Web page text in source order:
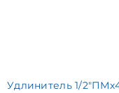
Удлинитель 1/